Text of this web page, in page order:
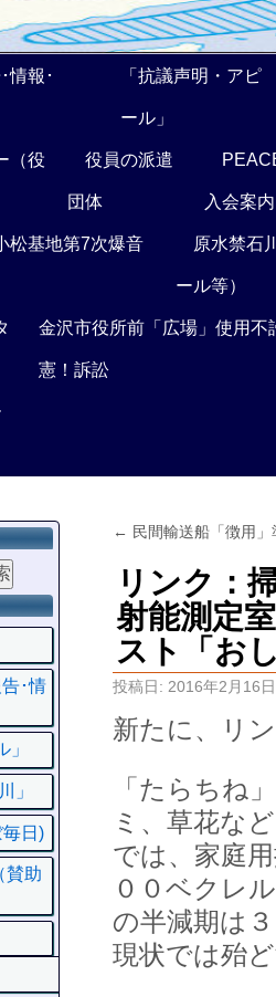
情報･ 「抗議声明・アピ
ール」
（役 役員の派遣
団体 入会案内
松基地第7次爆音 原水禁石
ール等）
金沢市役所前「広場」使用不
憲！訴訟
← 民間輸送船「徴用
リンク：
射能測定
スト「お
投稿日: 2016年2月16日
新たに、リ
「たらちね
ミ、草花な
では、家庭
００ベクレ
の半減期は
現状では殆
･情
」
毎日)
賛助